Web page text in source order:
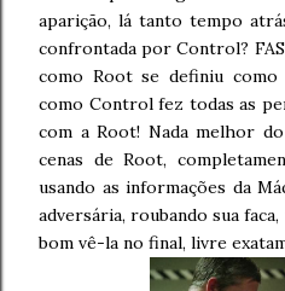
aparição, lá tanto tempo
confrontada por Control?
como Root se definiu como
como Control fez todas as
com a Root! Nada melhor
cenas de Root,
usando as informações da
adversária, roubando sua
bom vê-la no final, livre